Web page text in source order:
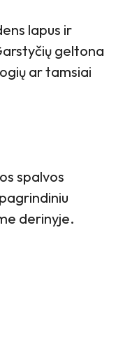
lapus ir
geltona
ar tamsiai
spalvos
derinyje.